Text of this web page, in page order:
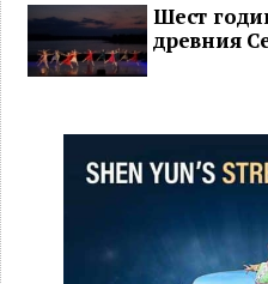
Шест
древния